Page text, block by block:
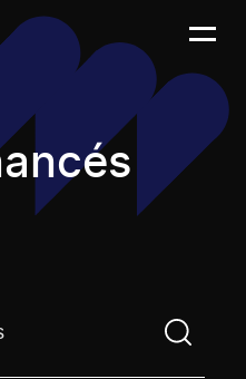
saisir un terme de